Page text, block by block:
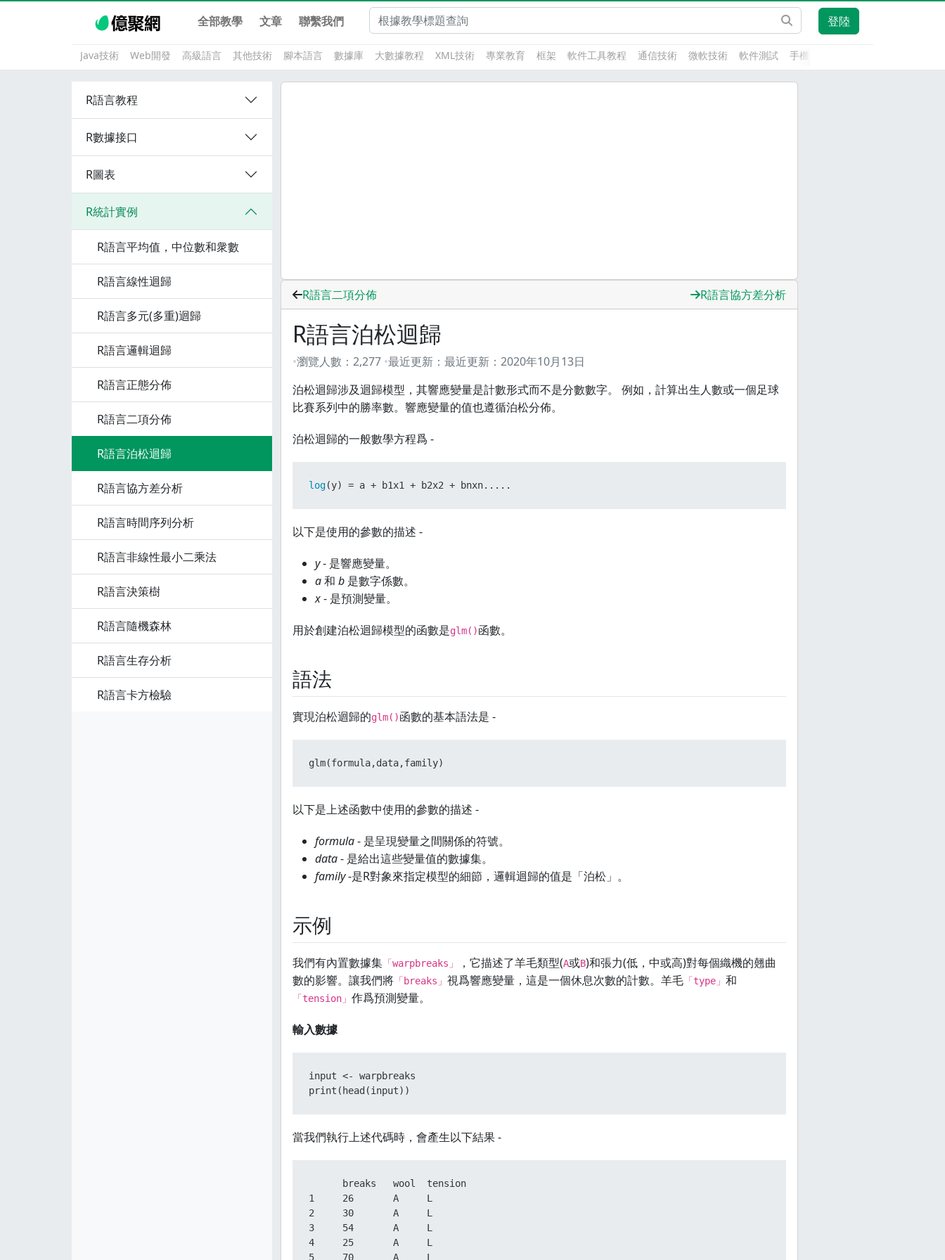
全部教學 文章 聯繫我們 登陸
Java技術 Web開發 高級語言 其他技術 腳本語言 數據庫 大數據教程 XML技術 專業教育 框架 軟件工具教程 通信技術 微軟技術 軟件測試 手機開發
R語言教程
R數據接口
R圖表
R統計實例
R語言平均值，中位數和衆數
R語言線性迴歸
R語言多元(多重)迴歸
R語言邏輯迴歸
R語言正態分佈
R語言二項分佈
R語言泊松迴歸
R語言協方差分析
R語言時間序列分析
R語言非線性最小二乘法
R語言決策樹
R語言隨機森林
R語言生存分析
R語言卡方檢驗
R語言二項分佈 R語言協方差分析
R語言泊松迴歸
瀏覽人數： 2,277 最近更新： 最近更新： 2020年10月13日
泊松迴歸涉及迴歸模型，其響應變量是計數形式而不是分數數字。 例如，計算出生人數或一個足球
比賽系列中的勝率數。響應變量的值也遵循泊松分佈。
泊松迴歸的一般數學方程爲 -
log(y) = a + b1x1 + b2x2 + bnxn.....
以下是使用的參數的描述 -
y- 是響應變量。
a和 b 是數字係數。
x- 是預測變量。
用於創建泊松迴歸模型的函數是glm()函數。
語法
實現泊松迴歸的glm()函數的基本語法是 -
glm(formula,data,family)
以下是上述函數中使用的參數的描述 -
formula- 是呈現變量之間關係的符號。
data- 是給出這些變量值的數據集。
family-是R對象來指定模型的細節，邏輯迴歸的值是「泊松」。
示例
我們有內置數據集 「warpbreaks」 ，它描述了羊毛類型(A或B)和張力(低，中或高)對每個織機的翹曲
數的影響。讓我們將 「breaks」 視爲響應變量，這是一個休息次數的計數。羊毛 「type」 和
「tension」 作爲預測變量。
輸入數據
input <-
warpbreaks
print ( head (input) )
當我們執行上述代碼時，會產生以下結果 -
      breaks   wool  tension
1     26       A     L
2     30       A     L
3     54       A     L
4     25       A     L
5     70       A     L